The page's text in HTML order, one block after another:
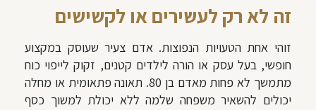
זה לא רק לעשירים או לקשישים
זוהי אחת הטעויות הנפוצות. אדם צעיר שעוסק במקצוע
חופשי, בעל עסק או הורה לילדים קטנים, זקוק לייפוי כוח
מתמשך לא פחות מאדם בן 80. תאונה פתאומית או מחלה
יכולים להשאיר משפחה שלמה ללא יכולת למשוך כסף